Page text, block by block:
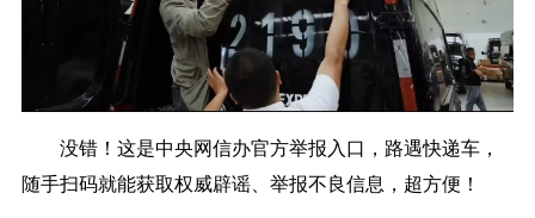
没错！这是中央网信办官方举报入口，路遇快递车，
随手扫码就能获取权威辟谣、举报不良信息，超方便！